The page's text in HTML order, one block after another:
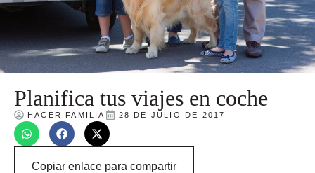
Planifica tus viajes en coche
HACER FAMILIA 28 DE JULIO DE 2017
Copiar enlace para compartir